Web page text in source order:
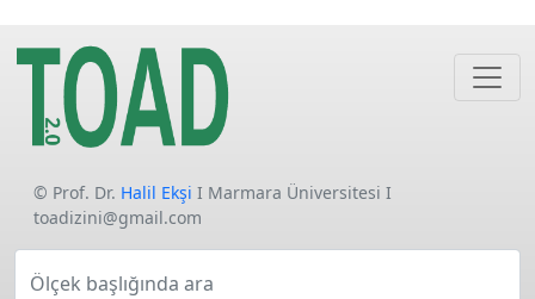
© Prof. Dr. Halil Ekşi I Marmara Üniversitesi I
toadizini@gmail.com
Ölçek başlığında ara